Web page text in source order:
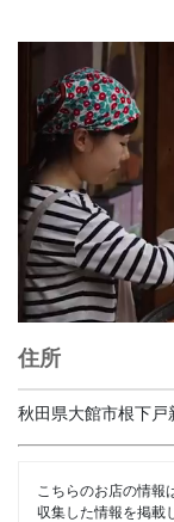
住所
秋田県大館市根下
こちらのお店の情報
収集した情報を掲載